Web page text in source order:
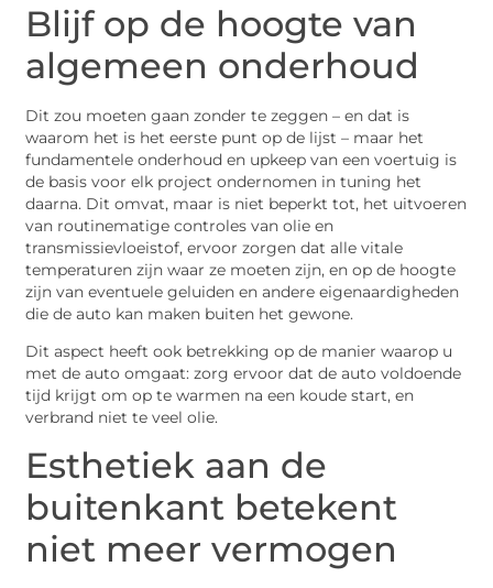
Blijf op de hoogte van
algemeen onderhoud
Dit zou moeten gaan zonder te zeggen – en dat is
waarom het is het eerste punt op de lijst – maar het
fundamentele onderhoud en upkeep van een voertuig is
de basis voor elk project ondernomen in tuning het
daarna. Dit omvat, maar is niet beperkt tot, het uitvoeren
van routinematige controles van olie en
transmissievloeistof, ervoor zorgen dat alle vitale
temperaturen zijn waar ze moeten zijn, en op de hoogte
zijn van eventuele geluiden en andere eigenaardigheden
die de auto kan maken buiten het gewone.
Dit aspect heeft ook betrekking op de manier waarop u
met de auto omgaat: zorg ervoor dat de auto voldoende
tijd krijgt om op te warmen na een koude start, en
verbrand niet te veel olie.
Esthetiek aan de
buitenkant betekent
niet meer vermogen